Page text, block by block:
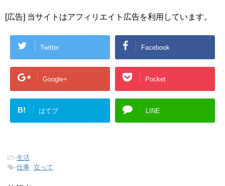
[広告] 当サイトはアフィリエイト広告を利用しています。
Twitter Facebook
Google+ Pocket
B! はてブ LINE
-生活
-仕事, 立って